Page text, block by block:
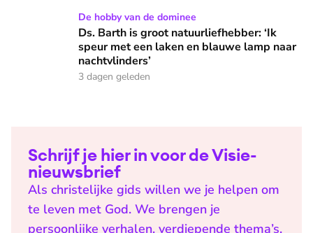
Ds. Barth is groot natuurliefhebber: ‘Ik speur met een
De hobby van de dominee
Ds. Barth is groot natuurliefhebber: ‘Ik
speur met een laken en blauwe lamp naar
nachtvlinders’
3 dagen geleden
Schrijf je hier in voor de Visie-
nieuwsbrief
Als christelijke gids willen we je helpen om
te leven met God. We brengen je
persoonlijke verhalen, verdiepende thema’s,